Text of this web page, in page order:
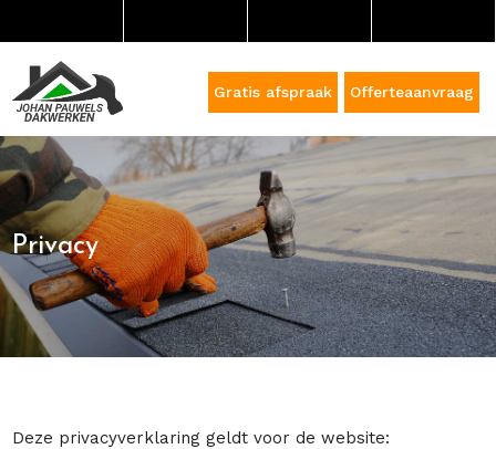
Gratis afspraak Offerteaanvraag
Privacy
Deze privacyverklaring geldt voor de website: